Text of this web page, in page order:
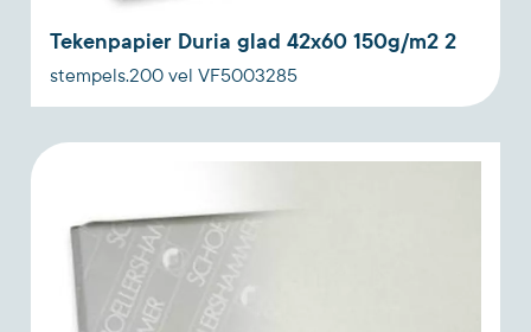
Tekenpapier Duria glad 42x60 150g/m2 2
stempels.200 vel VF5003285